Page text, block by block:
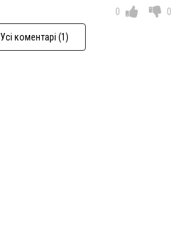
0 0
Усі коментарі (1)